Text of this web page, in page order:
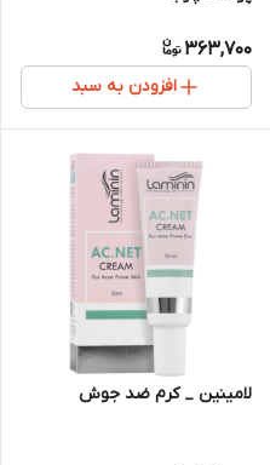
363,700
افزودن به سبد
لامینین _ کرم ضد جوش